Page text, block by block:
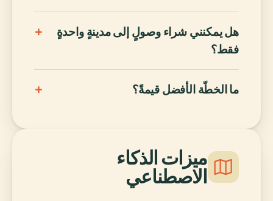
هل يمكنني شراء وصولٍ إلى مدينةٍ واحدةٍ
فقط؟
+
ما الخطّة الأفضل قيمةً؟ +
ميزات الذكاء
الاصطناعي